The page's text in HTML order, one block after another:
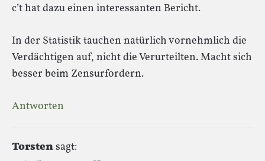
c’t hat dazu einen interessanten Bericht.
In der Statistik tauchen natürlich vornehmlich die
Verdächtigen auf, nicht die Verurteilten. Macht sich
besser beim Zensurfordern.
Antworten
Torstensagt: